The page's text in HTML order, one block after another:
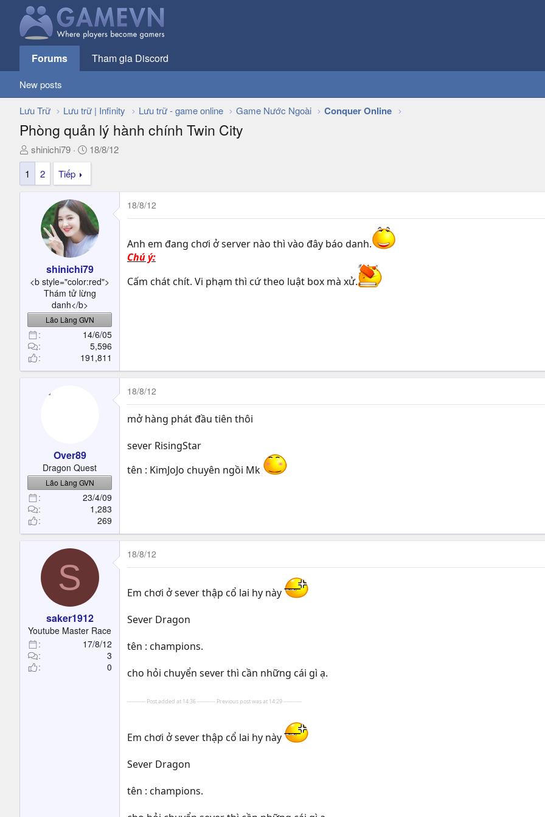
Forums Tham gia Discord
New posts
Lưu Trữ Lưu trữ | Infinity Lưu trữ - game online Game Nước Ngoài Conquer Online
Phòng quản lý hành chính Twin City
T
h
e
e
shinichi79
N
g
y
ử
i
18/8/12
1
2 Tiếp
shinichi79
<b style="color:red">
Thám tử lừng
danh</b>
Lão Làng GVN
14/6/05
5,596
191,811
18/8/12
Anh em đang chơi ở server nào thì vào đây báo danh.
Chú ý:
Cấm chát chít. Vi phạm thì cứ theo luật box mà xử.
Over89
Dragon Quest
Lão Làng GVN
23/4/09
1,283
269
18/8/12
mở hàng phát đầu tiên thôi
sever RisingStar
tên : KimJoJo chuyên ngồi Mk
S
saker1912
Youtube Master Race
17/8/12
3
0
18/8/12
Em chơi ở sever thập cổ lai hy này
Sever Dragon
tên : champions.
cho hỏi chuyển sever thì cần những cái gì ạ.
---------- Post added at 14:36 ---------- Previous post was at 14:29 ----------
Em chơi ở sever thập cổ lai hy này
Sever Dragon
tên : champions.